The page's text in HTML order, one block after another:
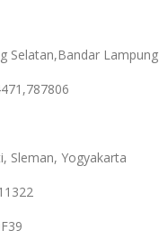
Selatan,Bandar Lampung
Sleman, Yogyakarta